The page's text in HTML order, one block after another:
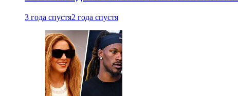
3 года спустя2 года спустя